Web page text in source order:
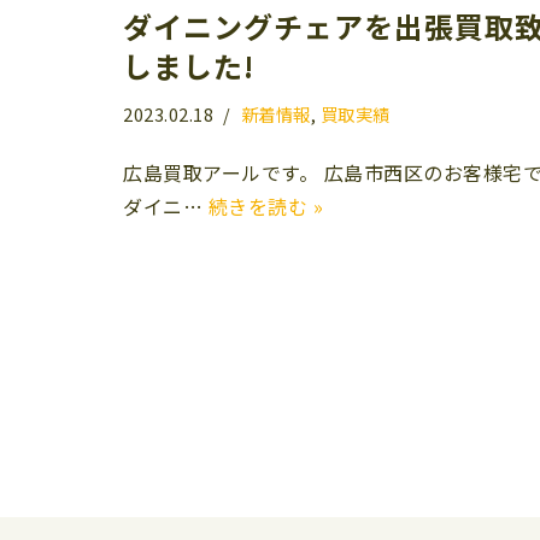
ダイニングチェアを出張買取
しました!
2023.02.18 新着情報, 買取実績
広島買取アールです。 広島市西区のお客様宅
ダイニ… 続きを読む »